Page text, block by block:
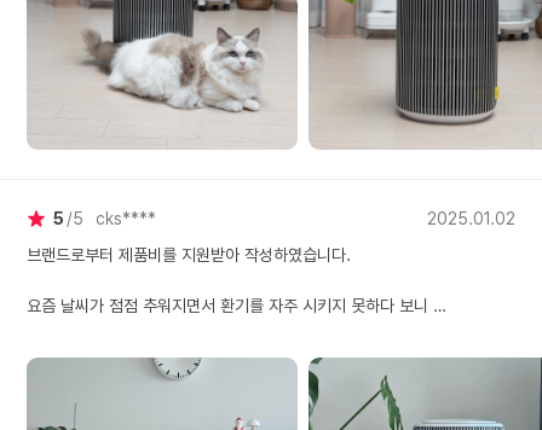
만족스럽답니다. 고양이와
함께 생활하시는 분들
추천드려요! 거기다 상단에
LED로 오염 정도도 직
으로 확인할 수 있어
앞으로 오래오래 예뻐하며 사용할 거 같아요.
고양이 털 날림도 걱정되잖아요 이 공기청정기가 털이나 미세먼지도
효과적으로 잡아줘서 안심이 돼요.
공기청정기 여러 제품 사용해 봤는데, 흡입구가 2개인 거는 처음 봐요.
인데,
이렇게 배출구가 여러 방향이면 오염된 공기를 흡입하여 깨끗한 공기가 더
지 처리할 수 있다고 하니
기대가 되네요.
5 5 cks****
2025.01.02
브랜드로부터 제품비를 지원받아 작성하였습니다.
요즘 날씨가 점점 추워지면서 환기를 자주 시키지 못하다 보니
특히나 아이가 아토피가 있고 코가 자주 막히는 편이라서
청소도 열심히 하고, 환기에도 신경 쓰는 편인데,
요즘은 바깥공기도 미세먼지가 장난 아니더라구요 ㅠㅜ